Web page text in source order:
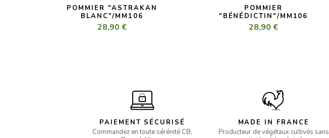
POMMIER "ASTRAKAN
BLANC"/MM106
28,90 €
POMMIER
"BÉNÉDICTIN"/MM106
28,90 €
PAIEMENT SÉCURISÉ
Commandez en toute sérénité CB,
MADE IN FRANCE
Producteur de végétaux cultivés sans